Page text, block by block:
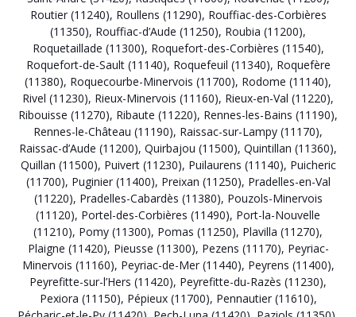
Routier (11240), Roullens (11290), Rouffiac-des-Corbières
(11350), Rouffiac-d’Aude (11250), Roubia (11200),
Roquetaillade (11300), Roquefort-des-Corbières (11540),
Roquefort-de-Sault (11140), Roquefeuil (11340), Roquefère
(11380), Roquecourbe-Minervois (11700), Rodome (11140),
Rivel (11230), Rieux-Minervois (11160), Rieux-en-Val (11220),
Ribouisse (11270), Ribaute (11220), Rennes-les-Bains (11190),
Rennes-le-Château (11190), Raissac-sur-Lampy (11170),
Raissac-d’Aude (11200), Quirbajou (11500), Quintillan (11360),
Quillan (11500), Puivert (11230), Puilaurens (11140), Puicheric
(11700), Puginier (11400), Preixan (11250), Pradelles-en-Val
(11220), Pradelles-Cabardès (11380), Pouzols-Minervois
(11120), Portel-des-Corbières (11490), Port-la-Nouvelle
(11210), Pomy (11300), Pomas (11250), Plavilla (11270),
Plaigne (11420), Pieusse (11300), Pezens (11170), Peyriac-
Minervois (11160), Peyriac-de-Mer (11440), Peyrens (11400),
Peyrefitte-sur-l’Hers (11420), Peyrefitte-du-Razès (11230),
Pexiora (11150), Pépieux (11700), Pennautier (11610),